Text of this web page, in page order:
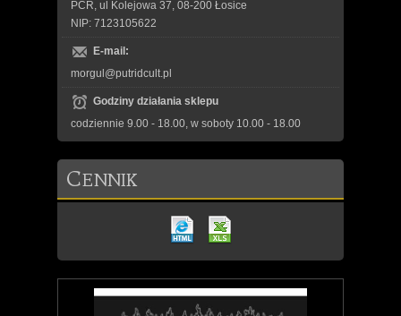
PCR, ul Kolejowa 37, 08-200 Łosice
NIP: 7123105622
E-mail:
morgul@putridcult.pl
Godziny działania sklepu
codziennie 9.00 - 18.00, w soboty 10.00 - 18.00
CENNIK